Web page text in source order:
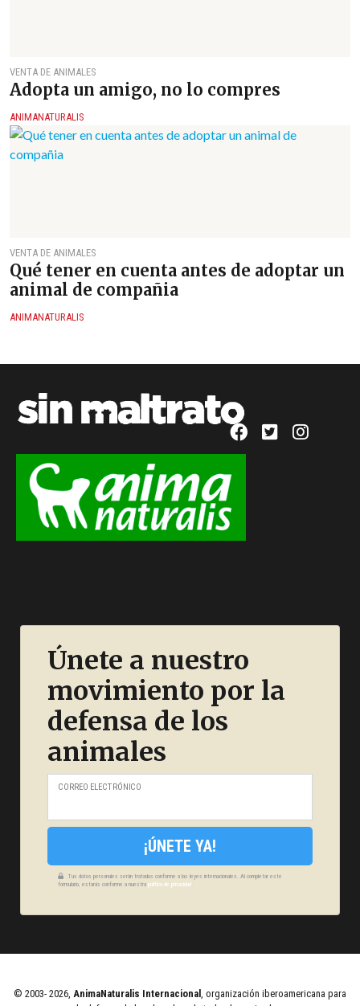
VENTA DE ANIMALES
Adopta un amigo, no lo compres
ANIMANATURALIS
VENTA DE ANIMALES
Qué tener en cuenta antes de adoptar un
animal de compañia
ANIMANATURALIS
Únete a nuestro
movimiento por la
defensa de los
animales
CORREO ELECTRÓNICO
¡ÚNETE YA!
Tus datos personales serán tratados conforme a las leyes internacionales. Al completar este
formulario, estarás conforme a nuestrapolítica de privacidad
© 2003- 2026, AnimaNaturalis Internacional , organización iberoamericana para